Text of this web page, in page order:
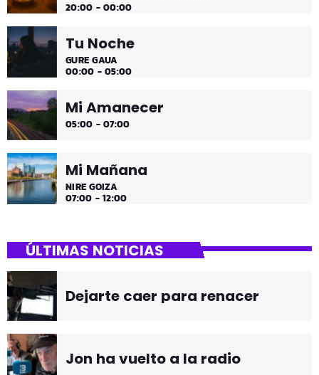
20:00 - 00:00
Tu Noche
GURE GAUA
00:00 - 05:00
Mi Amanecer
05:00 - 07:00
Mi Mañana
NIRE GOIZA
07:00 - 12:00
ÚLTIMAS NOTICIAS
Dejarte caer para renacer
Jon ha vuelto a la radio